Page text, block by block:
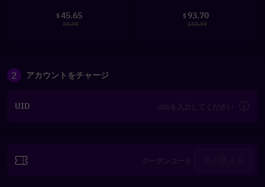
$45.65
59.99
$93.70
119.99
2 アカウントをチャージ
UID